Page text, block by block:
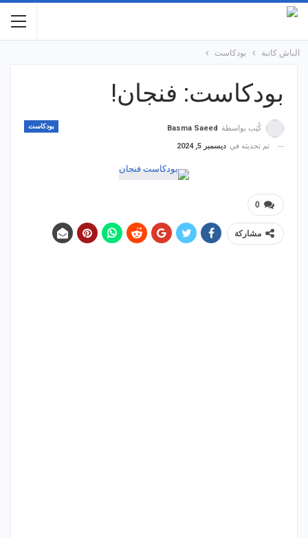
الباش كاتبة بودكاست
بودكاست: فنجان!
بودكاست كُتِب بواسطة
Basma Saeed
تم تحديثه في ديسمبر 5, 2024
0
مشاركة